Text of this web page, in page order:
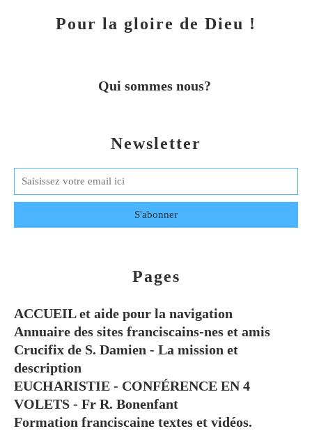
Newsletter
Pages
ACCUEIL et aide pour la navigation
Annuaire des sites franciscains-nes et amis
Crucifix de S. Damien - La mission et
description
EUCHARISTIE - CONFÉRENCE EN 4
VOLETS - Fr R. Bonenfant
Formation franciscaine textes et vidéos.
Pour la gloire de Dieu !
Qui sommes nous?